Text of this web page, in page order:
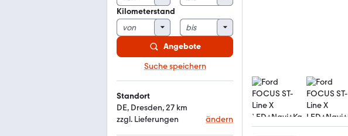
Kilometerstand
Angebote
Suche speichern
Standort
DE, Dresden, 27 km
zzgl. Lieferungen
ändern